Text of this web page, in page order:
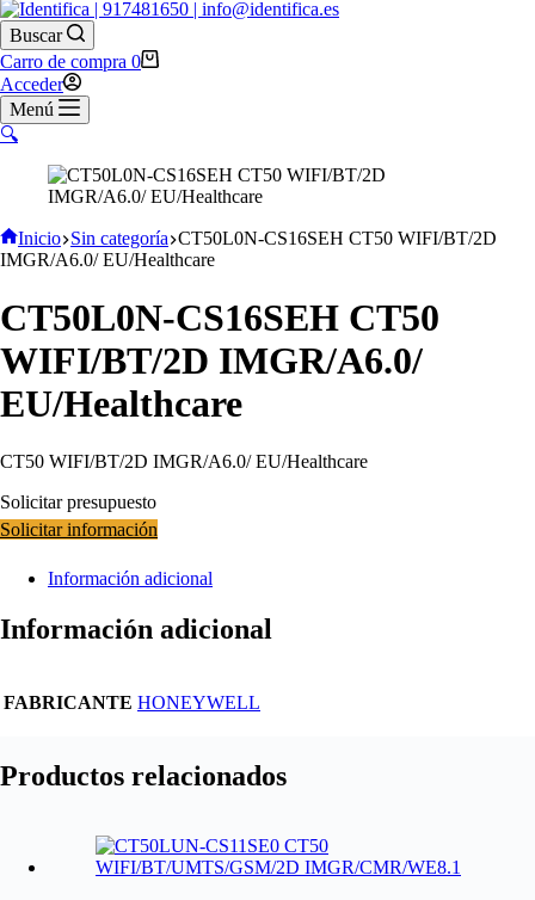
Buscar
Carro de compra 0
Acceder
Menú
🔍
Inicio Sin categoría CT50L0N-CS16SEH CT50 WIFI/BT/2D
IMGR/A6.0/ EU/Healthcare
CT50L0N-CS16SEH CT50
WIFI/BT/2D IMGR/A6.0/
EU/Healthcare
CT50 WIFI/BT/2D IMGR/A6.0/ EU/Healthcare
Solicitar presupuesto
Solicitar información
Información adicional
Información adicional
FABRICANTE HONEYWELL
Productos relacionados